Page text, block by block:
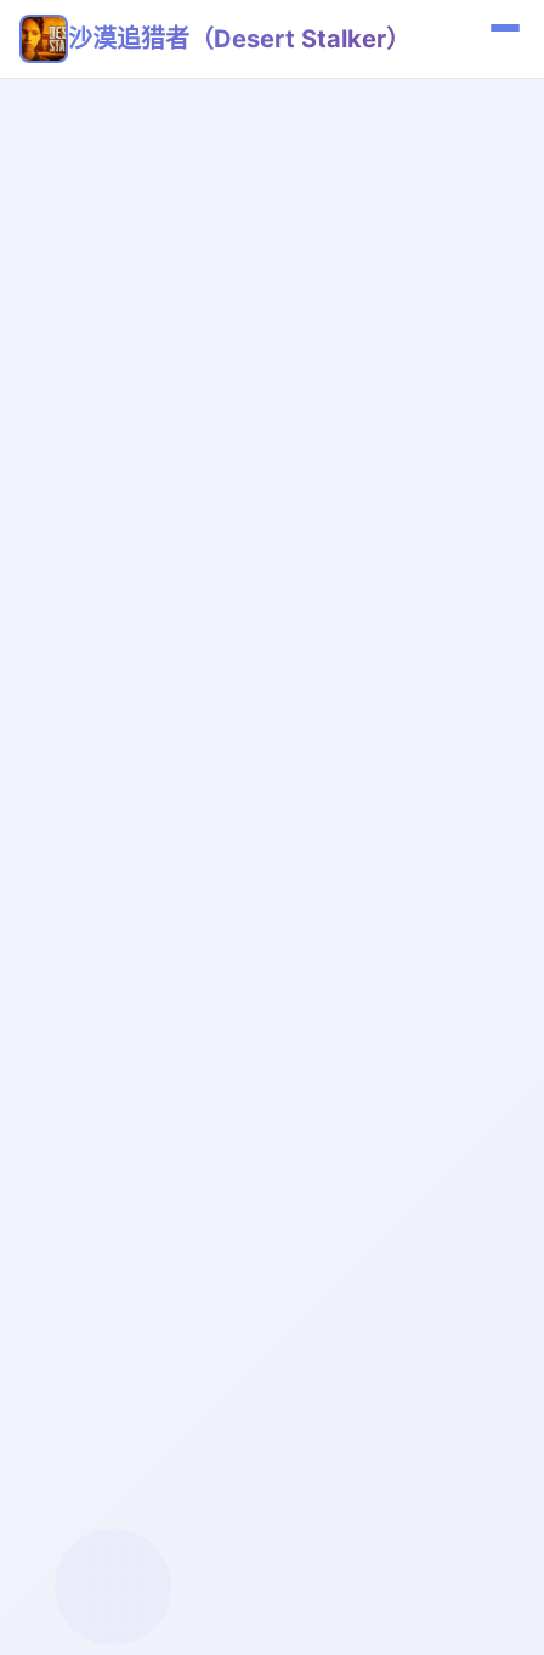
沙漠追猎者（Desert Stalker）